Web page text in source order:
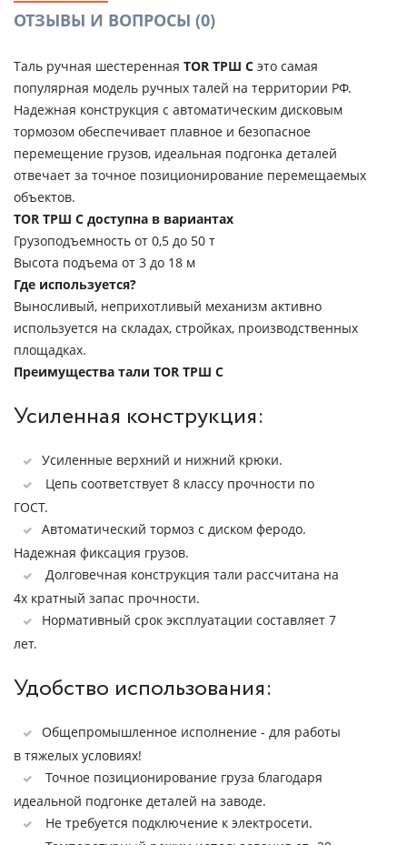
ОТЗЫВЫ И ВОПРОСЫ (0)
Таль ручная шестеренная TOR ТРШ С это самая
популярная модель ручных талей на территории РФ.
Надежная конструкция с автоматическим дисковым
тормозом обеспечивает плавное и безопасное
перемещение грузов, идеальная подгонка деталей
отвечает за точное позиционирование перемещаемых
объектов.
TOR ТРШ С доступна в вариантах
Грузоподъемность от 0,5 до 50 т
Высота подъема от 3 до 18 м
Где используется?
Выносливый, неприхотливый механизм активно
используется на складах, стройках, производственных
площадках.
Преимущества тали TOR ТРШ C
Усиленная конструкция:
Усиленные верхний и нижний крюки.
Цепь соответствует 8 классу прочности по
ГОСТ.
Автоматический тормоз с диском феродо.
Надежная фиксация грузов.
Долговечная конструкция тали рассчитана на
4х кратный запас прочности.
Нормативный срок эксплуатации составляет 7
лет.
Удобство использования:
Общепромышленное исполнение - для работы
в тяжелых условиях!
Точное позиционирование груза благодаря
идеальной подгонке деталей на заводе.
Не требуется подключение к электросети.